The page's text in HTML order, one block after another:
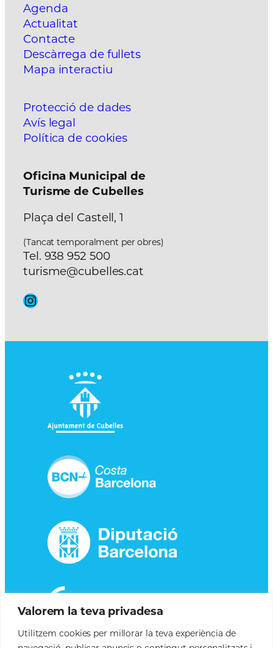
Valorem la teva privadesa
Utilitzem cookies per millorar la teva experiència de
Agenda
Actualitat
Contacte
Descàrrega de fullets
Mapa interactiu
Protecció de dades
Avís legal
Política de cookies
Oficina Municipal de
Turisme de Cubelles
Plaça del Castell, 1
(Tancat temporalment per obres)
Tel. 938 952 500
turisme@cubelles.cat
Instagram